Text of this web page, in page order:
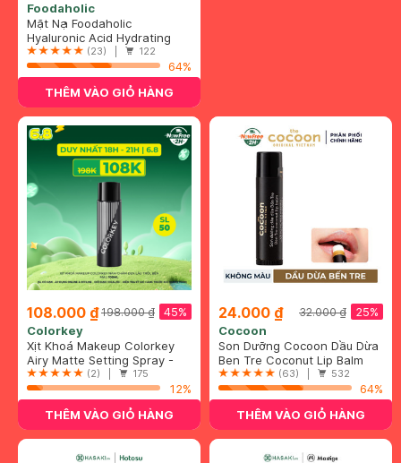
Foodaholic
Mặt Nạ Foodaholic
Hyaluronic Acid Cấp Ẩm Đa
Tầng 23ml
Hyaluronic Acid Hydrating
Mask
(23) | 122
64%
THÊM VÀO GIỎ HÀNG
108.000 ₫ 45%
198.000 ₫
Colorkey
Xịt Khoá Makeup Colorkey
Nam Châm Đen Lâu Trôi, Bền
Màu 100ml
Airy Matte Setting Spray -
Oily Skin Version
(2) | 175
12%
THÊM VÀO GIỎ HÀNG
24.000 ₫ 25%
32.000 ₫
Cocoon
Son Dưỡng Cocoon Dầu Dừa
Bến Tre 5g
Ben Tre Coconut Lip Balm
(63) | 532
64%
THÊM VÀO GIỎ HÀNG